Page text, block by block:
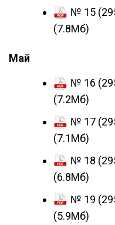
№ 15
(7.8Мб)
Май
№ 16
(7.2Мб)
№ 17
(7.1Мб)
№ 18
(6.8Мб)
№ 19
(5.9Мб)